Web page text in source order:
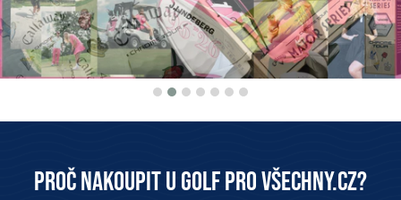
Proč nakoupit u Golf pro všechny.cz?